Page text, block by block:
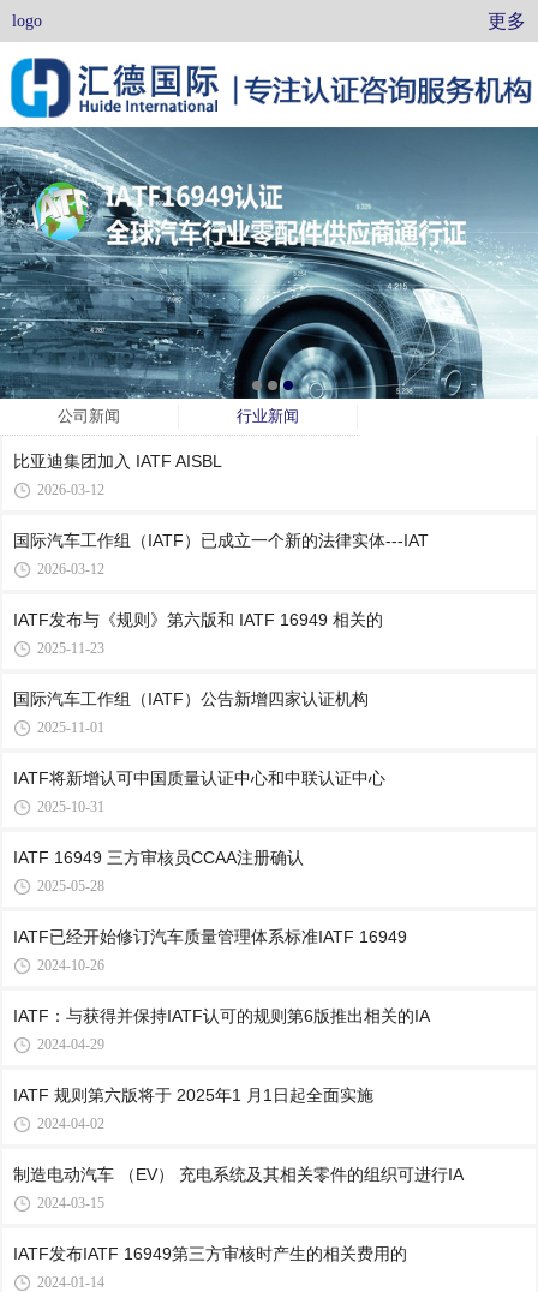
logo 更多
公司新闻 行业新闻
比亚迪集团加入 IATF AISBL
2026-03-12
国际汽车工作组（IATF）已成立一个新的法律实体---IAT
2026-03-12
IATF发布与《规则》第六版和 IATF 16949 相关的
2025-11-23
国际汽车工作组（IATF）公告新增四家认证机构
2025-11-01
IATF将新增认可中国质量认证中心和中联认证中心
2025-10-31
IATF 16949 三方审核员CCAA注册确认
2025-05-28
IATF已经开始修订汽车质量管理体系标准IATF 16949
2024-10-26
IATF：与获得并保持IATF认可的规则第6版推出相关的IA
2024-04-29
IATF 规则第六版将于 2025年1 月1日起全面实施
2024-04-02
制造电动汽车 （EV） 充电系统及其相关零件的组织可进行IA
2024-03-15
IATF发布IATF 16949第三方审核时产生的相关费用的
2024-01-14